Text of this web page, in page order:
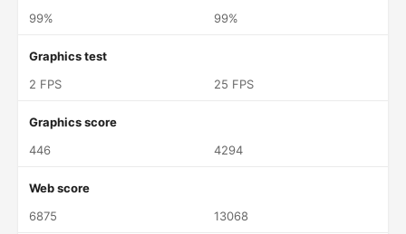
99%
99%
Graphics test
2 FPS
25 FPS
Graphics score
446
4294
Web score
6875
13068